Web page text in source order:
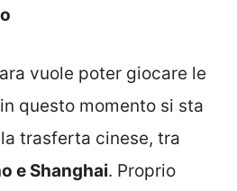
vuole poter giocare le
questo momento si sta
trasferta cinese, tra
e Shanghai. Proprio